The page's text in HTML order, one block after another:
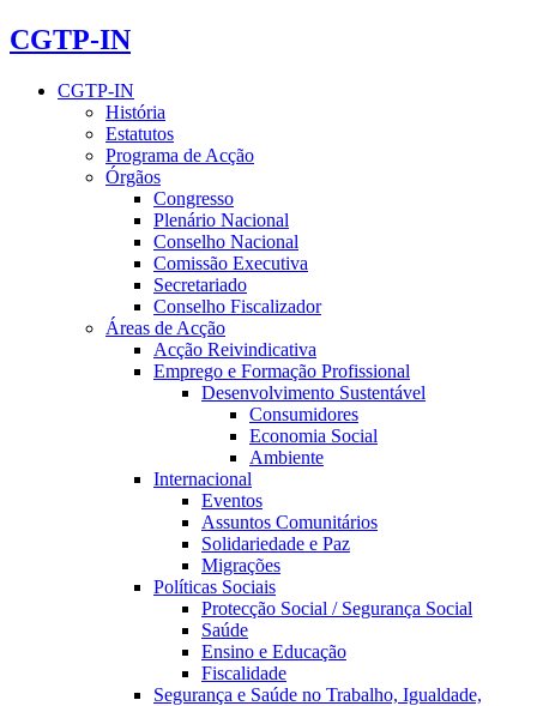
CGTP-IN
CGTP-IN
História
Estatutos
Programa de Acção
Órgãos
Congresso
Plenário Nacional
Conselho Nacional
Comissão Executiva
Secretariado
Conselho Fiscalizador
Áreas de Acção
Acção Reivindicativa
Emprego e Formação Profissional
Desenvolvimento Sustentável
Consumidores
Economia Social
Ambiente
Internacional
Eventos
Assuntos Comunitários
Solidariedade e Paz
Migrações
Políticas Sociais
Protecção Social / Segurança Social
Saúde
Ensino e Educação
Fiscalidade
Segurança e Saúde no Trabalho, Igualdade,